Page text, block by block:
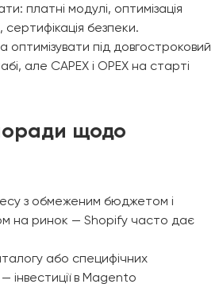
платні модулі, оптимізація
сертифікація безпеки.
під довгостроковий
але CAPEX і OPEX на старті
щодо
з обмеженим бюджетом і
на ринок — Shopify часто дає
або специфічних
інвестиції в Magento